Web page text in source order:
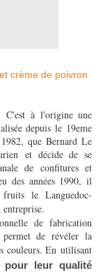
C'est à l'origine une
depuis le 19eme
que Bernard Le
et décide de se
de confitures et
des années 1990, il
le Languedoc-
de fabrication
de révéler la
couleurs. En utilisant
pour leur qualité